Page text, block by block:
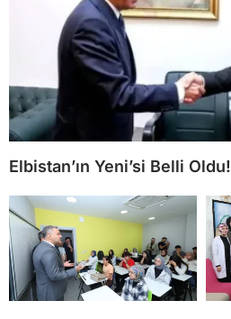
Elbistan’ın Yeni’si Belli Oldu!